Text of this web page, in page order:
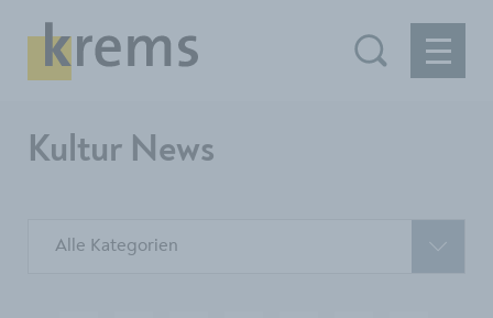
Kultur News
Alle Kategorien